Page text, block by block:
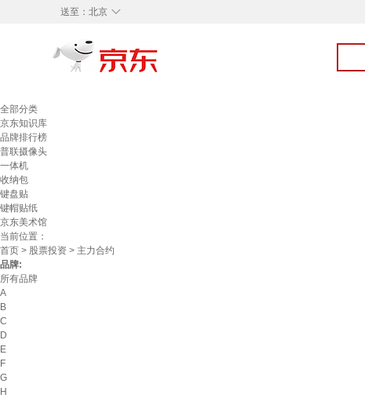
◇
送至： 北京
全部分类
京东知识库
品牌排行榜
普联摄像头
一体机
收纳包
键盘贴
键帽贴纸
京东美术馆
当前位置：
首页 > 股票投资 > 主力合约
品牌:
所有品牌
A
B
C
D
E
F
G
H